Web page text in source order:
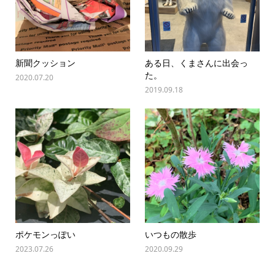
新聞クッション
2020.07.20
ある日、くまさんに出会っ
た。
2019.09.18
ポケモンっぽい
2023.07.26
いつもの散歩
2020.09.29